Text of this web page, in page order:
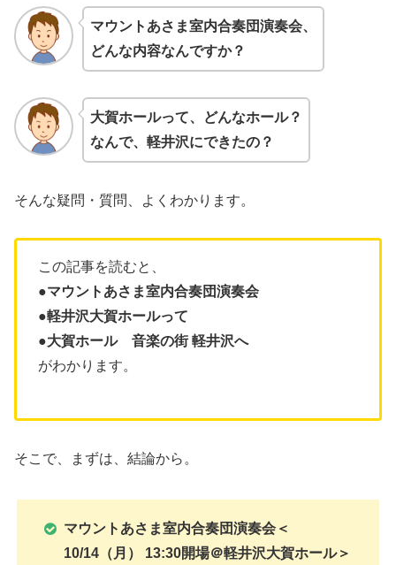
マウントあさま室内合奏団演奏会、
どんな内容なんですか？
大賀ホールって、どんなホール？
なんで、軽井沢にできたの？
そんな疑問・質問、よくわかります。
この記事を読むと、
●マウントあさま室内合奏団演奏会
●軽井沢大賀ホールって
●大賀ホール 音楽の街 軽井沢へ
がわかります。
そこで、まずは、結論から。
マウントあさま室内合奏団演奏会＜
10/14（月） 13:30開場＠軽井沢大賀ホール＞